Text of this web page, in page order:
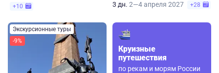
+10 3 дн. 2—4 апреля 2027 +28
Экскурсионные туры
-9%
Круизные
путешествия
по рекам и морям России